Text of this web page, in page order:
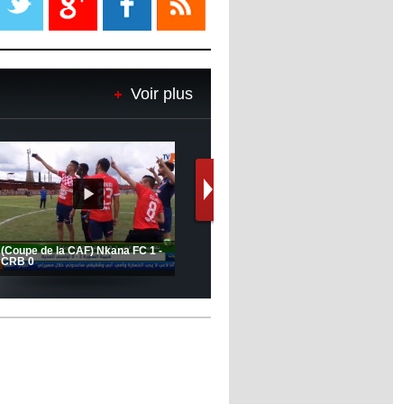
Le Barça savoure sa première
de matchs"
12:39 - 2022/11/06
Real : Les dirigeants veulent le
départ d'Hazard cet hiver
Voir plus
Le message de Delort, Benrahma
et Belkebla à l'occasion du "Big
Day de vaccination"